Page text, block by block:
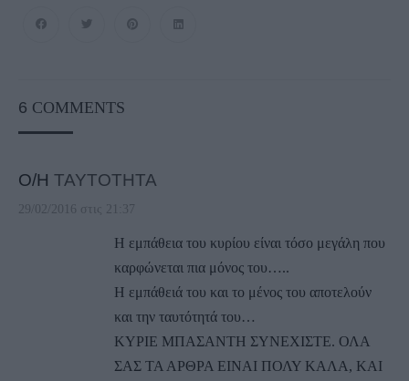
6 COMMENTS
Ο/Η ΤΑΥΤΟΤΗΤΑ
29/02/2016 στις 21:37
Η εμπάθεια του κυρίου είναι τόσο μεγάλη που
καρφώνεται πια μόνος του…..
Η εμπάθειά του και το μένος του αποτελούν
και την ταυτότητά του…
ΚΥΡΙΕ ΜΠΑΣΑΝΤΗ ΣΥΝΕΧΙΣΤΕ. ΟΛΑ
ΣΑΣ ΤΑ ΑΡΘΡΑ ΕΙΝΑΙ ΠΟΛΥ ΚΑΛΑ, ΚΑΙ